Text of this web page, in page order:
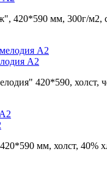
420*590 мм, 300г/м2,
А2
420*590,
мм, холст, 40%